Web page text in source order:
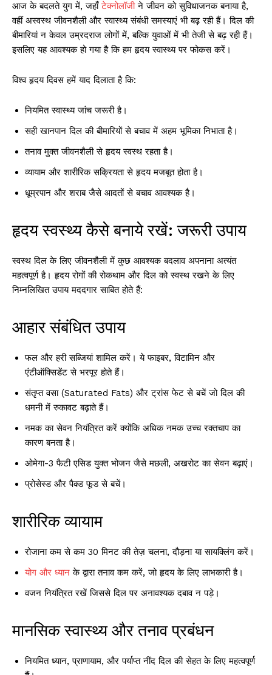
आज के बदलते युग में, जहाँटेक्नोलॉजीने जीवन को सुविधाजनक बनाया है,
वहीं अस्वस्थ जीवनशैली और स्वास्थ्य संबंधी समस्याएं भी बढ़ रही हैं। दिल की
बीमारियां न केवल उम्रदराज लोगों में, बल्कि युवाओं में भी तेजी से बढ़ रही हैं।
इसलिए यह आवश्यक हो गया है कि हम हृदय स्वास्थ्य पर फोकस करें।
विश्व हृदय दिवस हमें याद दिलाता है कि:
नियमित स्वास्थ्य जांच जरूरी है।
सही खानपान दिल की बीमारियों से बचाव में अहम भूमिका निभाता है।
तनाव मुक्त जीवनशैली से हृदय स्वस्थ रहता है।
व्यायाम और शारीरिक सक्रियता से हृदय मजबूत होता है।
धूम्रपान और शराब जैसे आदतों से बचाव आवश्यक है।
हृदय स्वस्थ्य कैसे बनाये रखें: जरूरी उपाय
स्वस्थ दिल के लिए जीवनशैली में कुछ आवश्यक बदलाव अपनाना अत्यंत
महत्वपूर्ण है। हृदय रोगों की रोकथाम और दिल को स्वस्थ रखने के लिए
निम्नलिखित उपाय मददगार साबित होते हैं:
आहार संबंधित उपाय
फल और हरी सब्जियां शामिल करें। ये फाइबर, विटामिन और
एंटीऑक्सिडेंट से भरपूर होते हैं।
संतृप्त वसा (Saturated Fats) और ट्रांस फेट से बचें जो दिल की
धमनी में रुकावट बढ़ाते हैं।
नमक का सेवन नियंत्रित करें क्योंकि अधिक नमक उच्च रक्तचाप का
कारण बनता है।
ओमेगा-3 फैटी एसिड युक्त भोजन जैसे मछली, अखरोट का सेवन बढ़ाएं।
प्रोसेस्ड और पैक्ड फूड से बचें।
शारीरिक व्यायाम
रोजाना कम से कम 30 मिनट की तेज़ चलना, दौड़ना या सायक्लिंग करें।
योग और ध्यान के द्वारा तनाव कम करें, जो हृदय के लिए लाभकारी है।
वजन नियंत्रित रखें जिससे दिल पर अनावश्यक दबाव न पड़े।
मानसिक स्वास्थ्य और तनाव प्रबंधन
नियमित ध्यान, प्राणायाम, और पर्याप्त नींद दिल की सेहत के लिए महत्वपूर्ण